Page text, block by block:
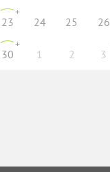
23
+
24 25 26
30
+
1 2 3